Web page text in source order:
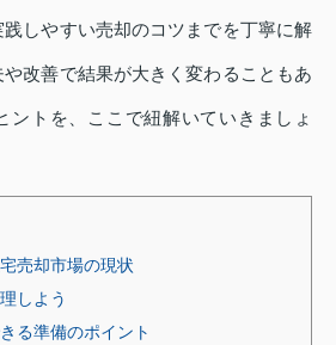
しやすい売却のコツまでを丁寧に解
改善で結果が大きく変わることもあ
ントを、ここで紐解いていきましょ
売却市場の現状
しよう
る準備のポイント